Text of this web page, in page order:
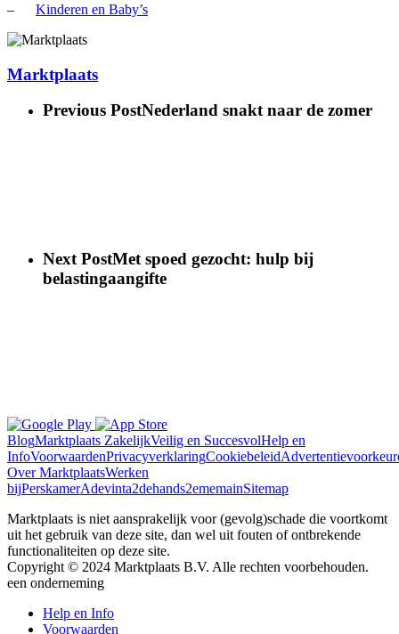
– Kinderen en Baby’s
Marktplaats
Previous PostNederland snakt naar de zomer
Next PostMet spoed gezocht: hulp bij
belastingaangifte
BlogMarktplaats ZakelijkVeilig en SuccesvolHelp en
InfoVoorwaardenPrivacyverklaringCookiebeleid
Over MarktplaatsWerken
bijPerskamerAdevinta2dehands2ememainSitemap
Marktplaats is niet aansprakelijk voor (gevolg)schade die voortkomt
uit het gebruik van deze site, dan wel uit fouten of ontbrekende
functionaliteiten op deze site.
Copyright © 2024 Marktplaats B.V. Alle rechten voorbehouden.
een onderneming
Help en Info
Voorwaarden